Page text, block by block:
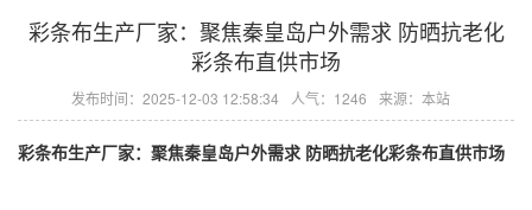
彩条布生产厂家：聚焦秦皇岛户外需求 防晒抗老化
彩条布直供市场
发布时间：2025-12-03 12:58:34 人气：1246 来源：本站
彩条布生产厂家：聚焦秦皇岛户外需求 防晒抗老化彩条布直供市场